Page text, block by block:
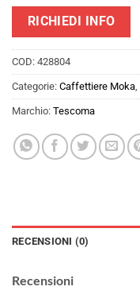
RICHIEDI INFO
COD: 428804
Categorie: Caffettiere Moka,
Marchio: Tescoma
RECENSIONI (0)
Recensioni